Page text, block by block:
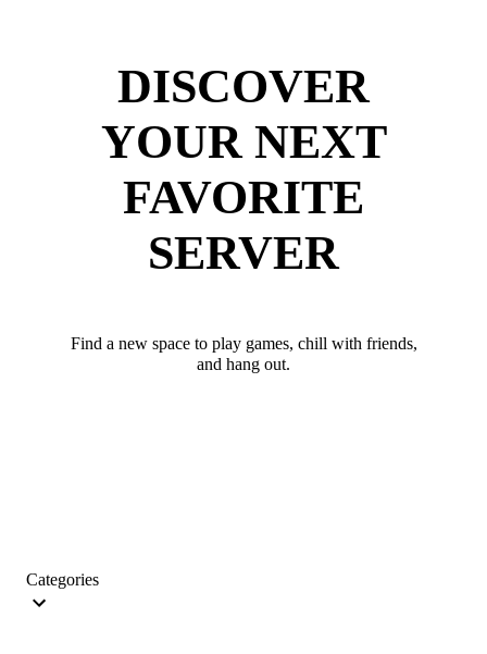
DISCOVER
YOUR NEXT
FAVORITE
SERVER
Find a new space to play games, chill with friends,
and hang out.
Categories